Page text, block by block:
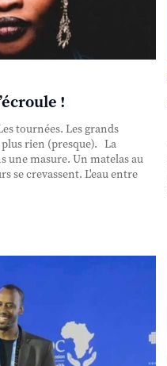
!
tournées. Les grands
plus rien (presque). La
une masure. Un matelas au
se crevassent. L'eau entre